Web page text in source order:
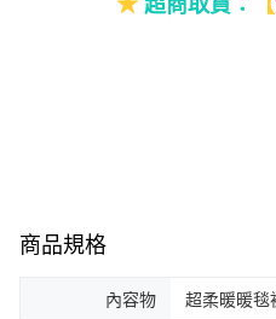
★ 超商取貨： 【
商品規格
內容物 超柔暖暖毯